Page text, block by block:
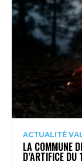
ACTUALITÉ
LA COMMUNE
D’ARTIFICE DU